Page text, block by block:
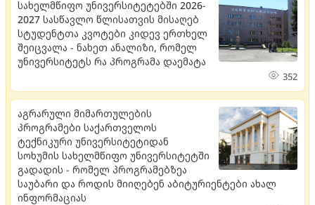
სახელმწიფო უნივერსიტეტებში 2026-
2027 სასწავლო წლისათვის მისაღებ
სტუდენტთა კვოტები კიდევ ერთხელ
შეიცვალა - ნახეთ ანალიზი, რომელ
უნივერსიტეტს რა პროგრამა დაემატა
352
აგრარული მიმართულების
პროგრამები საქართველოს
ტექნიკური უნივერსიტეტიდან
სოხუმის სახელმწიფო უნივერსიტეტში
გადადის - რომელ პროგრამებზეა
საუბარი და როდის მიიღებენ აბიტურიენტები ახალ
ინფორმაციას